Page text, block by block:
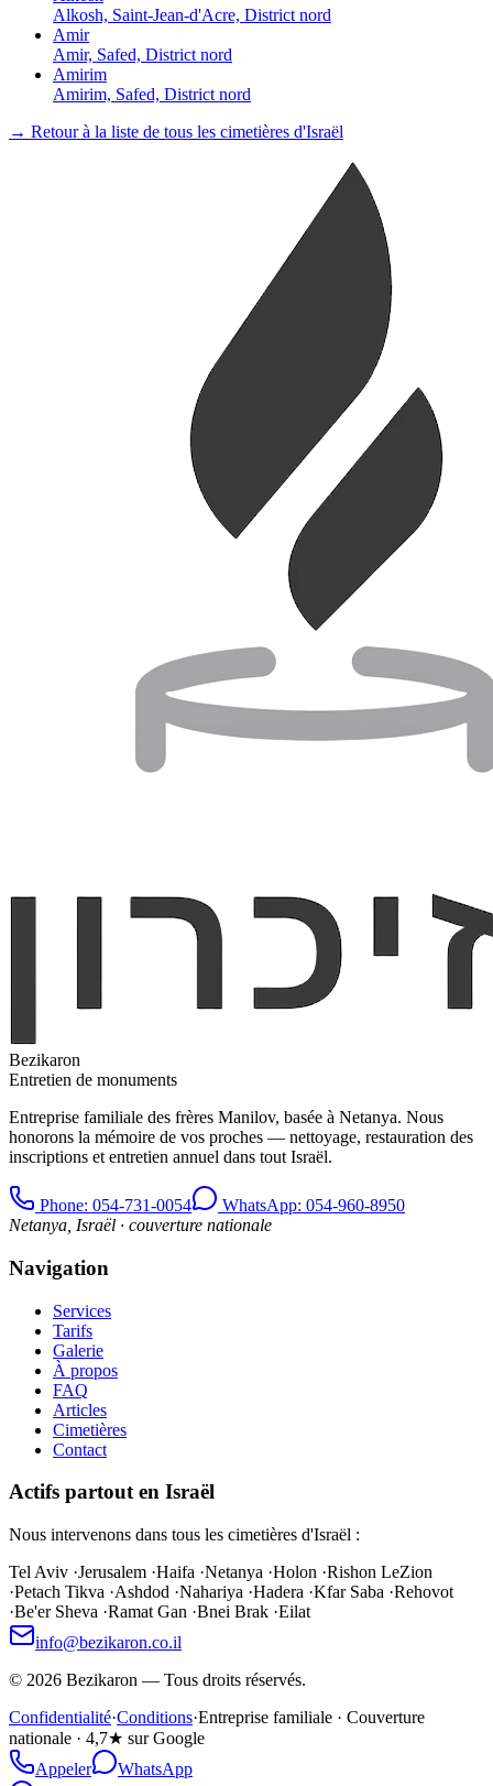
Alkosh, Saint-Jean-d'Acre, District nord
Amir
Amir, Safed, District nord
Amirim
Amirim, Safed, District nord
→ Retour à la liste de tous les cimetières d'Israël
Bezikaron
Entretien de monuments
Entreprise familiale des frères Manilov, basée à Netanya. Nous
honorons la mémoire de vos proches — nettoyage, restauration des
inscriptions et entretien annuel dans tout Israël.
Phone: 054-731-0054
WhatsApp: 054-960-8950
Netanya, Israël · couverture nationale
Navigation
Services
Tarifs
Galerie
À propos
FAQ
Articles
Cimetières
Contact
Actifs partout en Israël
Nous intervenons dans tous les cimetières d'Israël :
Tel Aviv ·Jerusalem ·Haifa ·Netanya ·Holon ·Rishon LeZion
·Petach Tikva ·Ashdod ·Nahariya ·Hadera ·Kfar Saba ·Rehovot
·Be'er Sheva ·Ramat Gan ·Bnei Brak ·Eilat
info@bezikaron.co.il
© 2026 Bezikaron — Tous droits réservés.
Confidentialité·Conditions·Entreprise familiale · Couverture
nationale · 4,7★ sur Google
Appeler
WhatsApp